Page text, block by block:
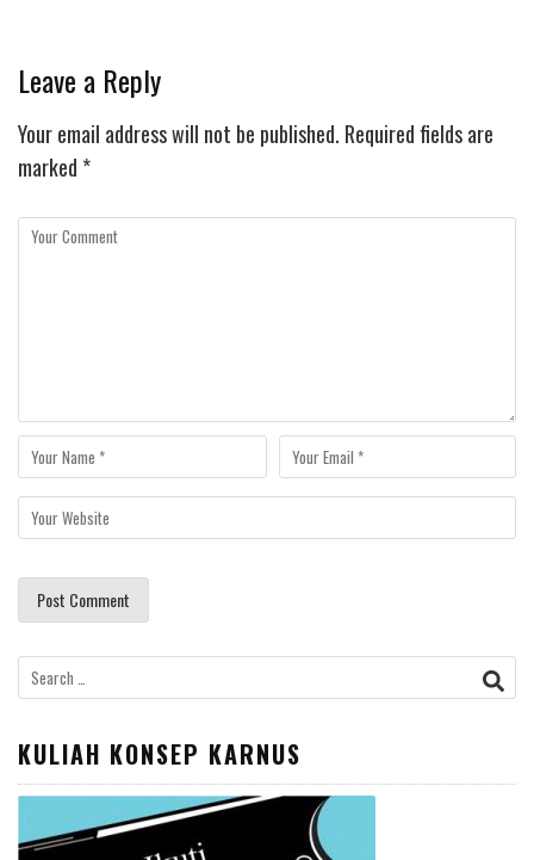
Leave a Reply
Your email address will not be published. Required fields are
marked *
Search
for:
KULIAH KONSEP KARNUS